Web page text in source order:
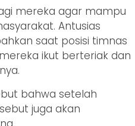
mereka agar mampu
Antusias
saat posisi timnas
ikut berteriak dan
bahwa setelah
juga akan